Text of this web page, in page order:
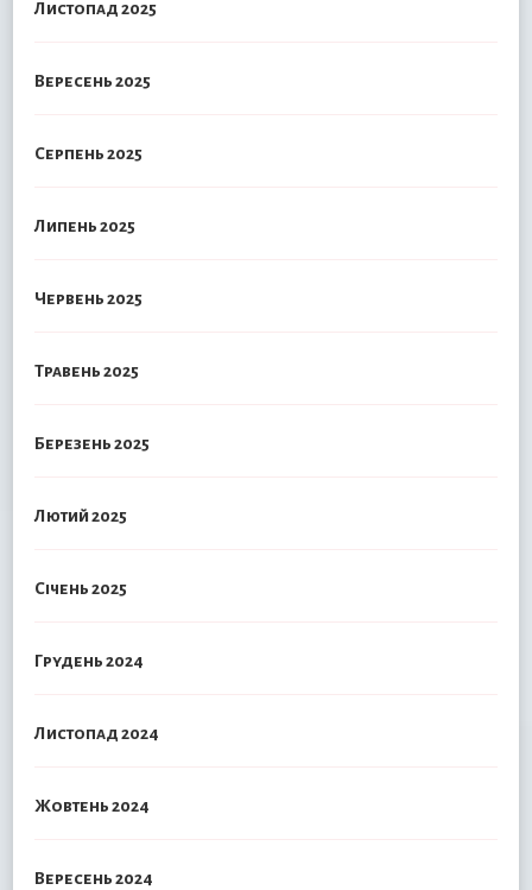
Листопад 2025
Вересень 2025
Серпень 2025
Липень 2025
Червень 2025
Травень 2025
Березень 2025
Лютий 2025
Січень 2025
Грудень 2024
Листопад 2024
Жовтень 2024
Вересень 2024